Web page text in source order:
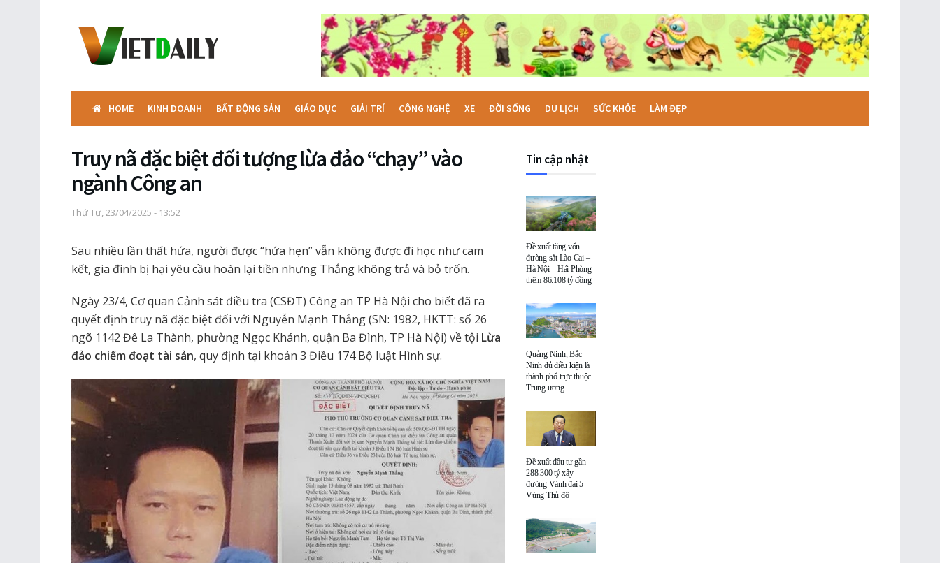
HOME KINH DOANH BẤT ĐỘNG SẢN GIÁO DỤC GIẢI TRÍ CÔNG NGHỆ XE ĐỜI SỐNG DU LỊCH SỨC KHỎE LÀM ĐẸP
Truy nã đặc biệt đối tượng lừa đảo “chạy” vào
ngành Công an
Thứ Tư, 23/04/2025 - 13:52
Sau nhiều lần thất hứa, người được “hứa hẹn” vẫn không được đi học như cam
kết, gia đình bị hại yêu cầu hoàn lại tiền nhưng Thắng không trả và bỏ trốn.
Ngày 23/4, Cơ quan Cảnh sát điều tra (CSĐT) Công an TP Hà Nội cho biết đã ra
quyết định truy nã đặc biệt đối với Nguyễn Mạnh Thắng (SN: 1982, HKTT: số 26
ngõ 1142 Đê La Thành, phường Ngọc Khánh, quận Ba Đình, TP Hà Nội) về tội Lừa
đảo chiếm đoạt tài sản, quy định tại khoản 3 Điều 174 Bộ luật Hình sự.
Tin cập nhật
Đề xuất tăng vốn
đường sắt Lào Cai –
Hà Nội – Hải Phòng
thêm 86.108 tỷ đồng
Quảng Ninh, Bắc
Ninh đủ điều kiện là
thành phố trực thuộc
Trung ương
Đề xuất đầu tư gần
288.300 tỷ xây
đường Vành đai 5 –
Vùng Thủ đô